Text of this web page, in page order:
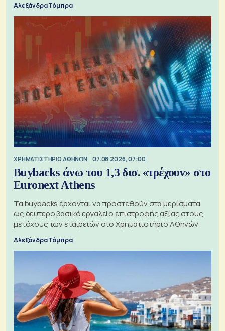
Αλεξάνδρα Τόμπρα
XΡΗΜΑΤΙΣΤΗΡΙΟ ΑΘΗΝΩΝ 07.08.2026, 07:00
Buybacks άνω του 1,3 δισ. «τρέχουν» στο
Euronext Athens
Τα buybacks έρχονται να προστεθούν στα μερίσματα
ως δεύτερο βασικό εργαλείο επιστροφής αξίας στους
μετόχους των εταιρειών στο Χρηματιστήριο Αθηνών
Αλεξάνδρα Τόμπρα